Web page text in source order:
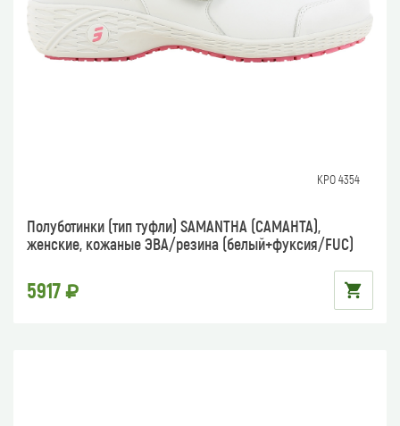
КРО 4354
Полуботинки (тип туфли) SAMANTHA (САМАНТА),
женские, кожаные ЭВА/резина (белый+фуксия/FUC)
5917